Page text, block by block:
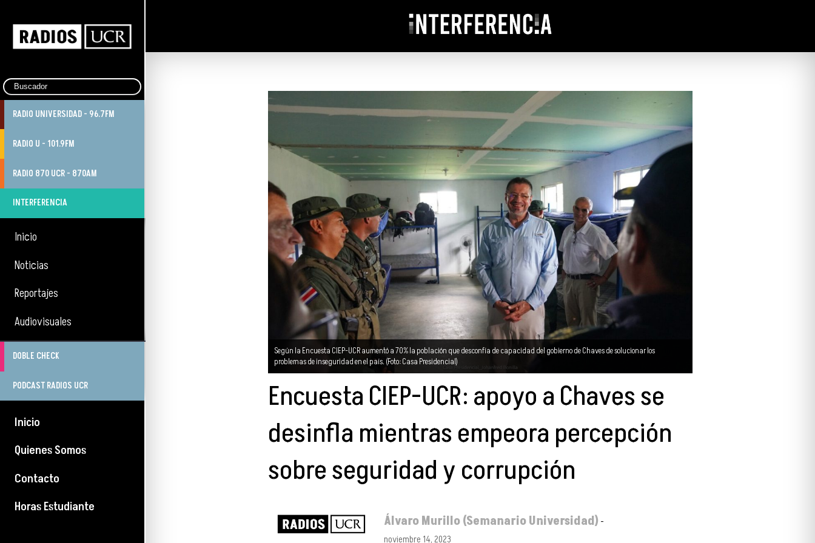
RADIO UNIVERSIDAD - 96.7FM
RADIO U - 101.9FM
RADIO 870 UCR - 870AM
INTERFERENCIA
Inicio
Noticias
Reportajes
Audiovisuales
DOBLE CHECK
PODCAST RADIOS UCR
Inicio
Quienes Somos
Contacto
Horas Estudiante
Según la Encuesta CIEP-UCR aumentó a 70% la población que desconfía de capacidad del gobierno de Chaves de solucionar los
problemas de inseguridad en el país. (Foto: Casa Presidencial)
Encuesta CIEP-UCR: apoyo a Chaves se
desinfla mientras empeora percepción
sobre seguridad y corrupción
Álvaro Murillo (Semanario Universidad) -
noviembre 14, 2023